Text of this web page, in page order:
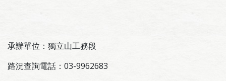
承辦單位：獨立山工務段
路況查詢電話：03-9962683